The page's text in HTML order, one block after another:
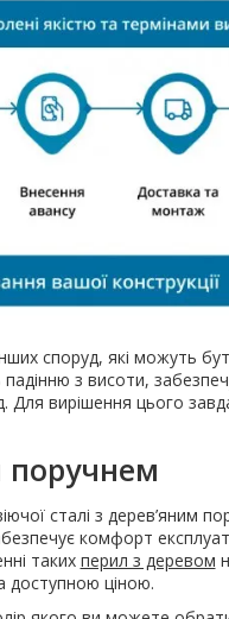
споруд, які можуть
з висоти,
Для вирішення цього
поручнем
сталі з дерев’яним
комфорт
таких перил з деревом
доступною ціною.